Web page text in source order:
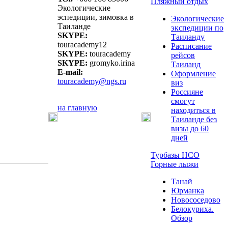
Экологические
эспедиции, зимовка в
Таиланде
SKYPE:
touracademy12
SKYPE: touracademy
SKYPE: gromyko.irina
E-mail:
touracademy@ngs.ru
на главную
Экологические
экспедиции по
Таиланду
Расписание
рейсов
Таиланд
Оформление
виз
Россияне
смогут
находиться в
Таиланде без
визы до 60
дней
Турбазы НСО
Горные лыжи
Танай
Юрманка
Новососедово
Белокуриха.
Обзор